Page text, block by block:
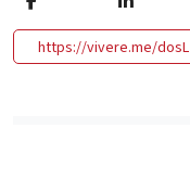
https://vivere.me/dosL